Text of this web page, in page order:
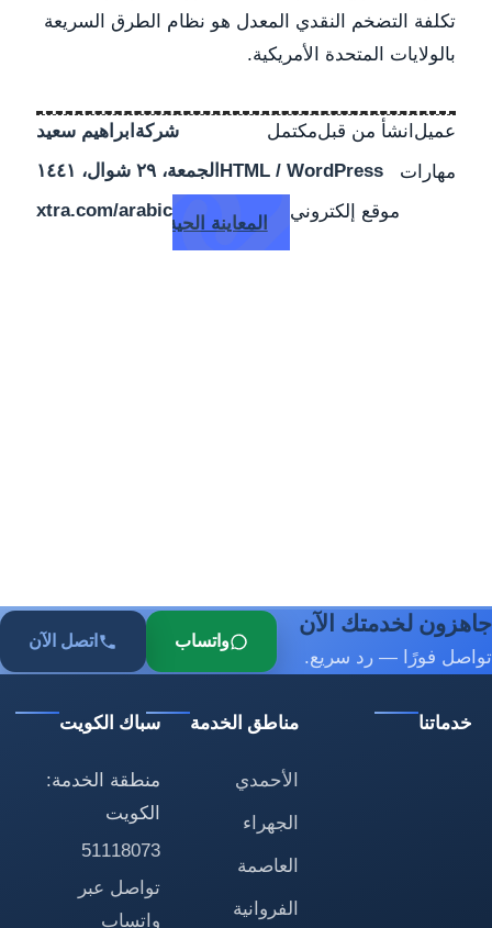
تكلفة التضخم النقدي المعدل هو نظام الطرق السريعة
بالولايات المتحدة الأمريكية.
عميل ابراهيم سعيد انشأ من قبل شركة
مكتمل
الجمعة، ٢٩ شوال، ١٤٤١
مهارات
HTML / WordPress
موقع إلكتروني
xtra.com/arabic
المعاينة الحية
جاهزون لخدمتك الآن
تواصل فورًا — رد سريع.
واتساب اتصل الآن
خدماتنا مناطق الخدمة
الأحمدي
الجهراء
العاصمة
الفروانية
سباك الكويت
منطقة الخدمة:
الكويت
51118073
تواصل عبر
واتساب